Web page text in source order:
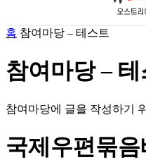
홈 참여마당 – 테스트
참여마당 –
참여마당에 글을 작성하기
국제우편묶